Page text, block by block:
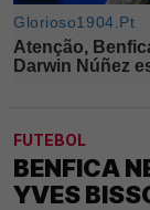
FUTEBOL
BENFICA
YVES